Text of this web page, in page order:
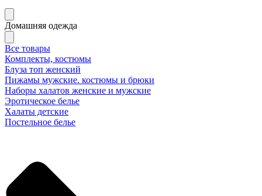
Домашняя одежда
Все товары
Комплекты, костюмы
Блуза топ женский
Пижамы мужские. костюмы и брюки
Наборы халатов женские и мужские
Эротическое белье
Халаты детские
Постельное белье